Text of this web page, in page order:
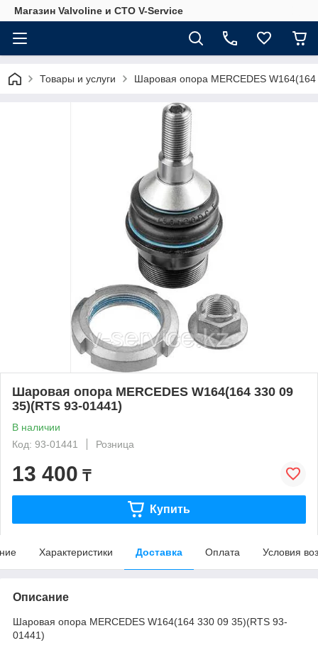
Магазин Valvoline и СТО V-Service
Товары и услуги Шаровая опора MERCEDES
Шаровая опора MERCEDES W164(164 330 09
35)(RTS 93-01441)
В наличии
Код: 93-01441
Розница
13 400 ₸
Купить
Характеристики Доставка Оплата Условия
Описание
Шаровая опора MERCEDES W164(164 330 09 35)(RTS 93-
01441)